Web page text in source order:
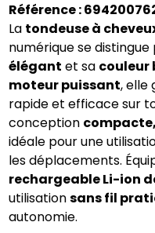
Référence :
La tondeuse à
numérique se distingue
élégant et sa couleur
moteur puissant, elle
rapide et efficace sur
conception
idéale pour une
les déplacements.
rechargeable Li-ion
utilisationsans fil
autonomie.